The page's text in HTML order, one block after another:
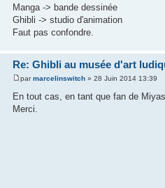
Manga -> bande dessinée
Ghibli -> studio d'animation
Faut pas confondre.
Re: Ghibli au musée d'art
parmarcelinswitch » 28 Juin 2014 13:39
En tout cas, en tant que fan de
Merci.